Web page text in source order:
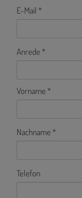
E-Mail
Anrede
Vorname
Nachname
Telefon